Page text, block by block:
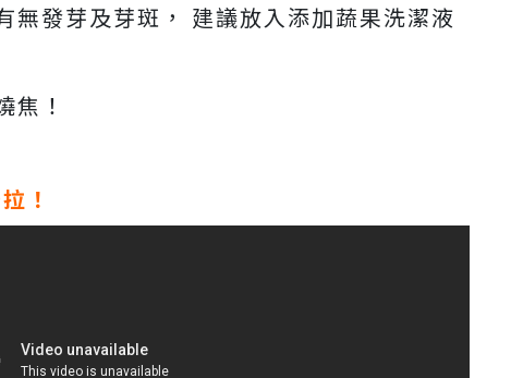
無發芽及芽斑， 建議放入添加蔬果洗潔液
焦！
！